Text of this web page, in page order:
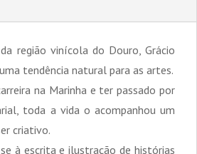
região vinícola do Douro, Grácio
tendência natural para as artes.
na Marinha e ter passado por
toda a vida o acompanhou um
criativo.
à escrita e ilustração de histórias